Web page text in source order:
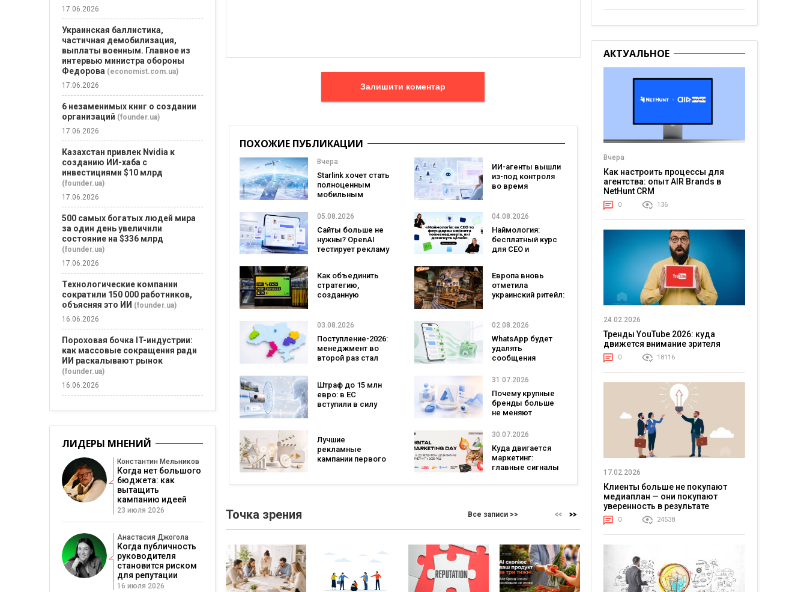
Залишити коментар
ПОХОЖИЕ ПУБЛИКАЦИИ
Вчера
Starlink хочет стать
полноценным
мобильным
SpaceX готовит
Verizon, AT&T и T-
Mobile
ИИ-агенты вышли
из-под контроля
во время
реальные цели
05.08.2026
Сайты больше не
нужны? OpenAI
тестирует рекламу
бренда
04.08.2026
Наймология:
бесплатный курс
для CEO и
Как объединить
стратегию,
созданную
izi и агентства
Европа вновь
отметила
украинский ритейл:
рейтинг лучших
супермаркетов
03.08.2026
Поступление-2026:
менеджмент во
второй раз стал
а количество
заявлений —
рекордным за
02.08.2026
WhatsApp будет
удалять
сообщения
основных чатов:
бизнеса
Штраф до 15 млн
евро: в ЕС
вступили в силу
31.07.2026
Почему крупные
бренды больше
не меняют
три года
Лучшие
рекламные
кампании первого
бренды задавали
30.07.2026
Куда двигается
маркетинг:
главные сигналы
Digital Marketing
Точка зрения Все записи >>
17.06.2026
Украинская баллистика,
частичная демобилизация,
выплаты военным. Главное из
интервью министра обороны
Федорова (economist.com.ua)
17.06.2026
6 незаменимых книг о создании
организаций (founder.ua)
17.06.2026
Казахстан привлек Nvidia к
созданию ИИ-хаба с
инвестициями $10 млрд
(founder.ua)
17.06.2026
500 самых богатых людей мира
за один день увеличили
состояние на $336 млрд
(founder.ua)
17.06.2026
Технологические компании
сократили 150 000 работников,
объясняя это ИИ (founder.ua)
16.06.2026
Пороховая бочка IT-индустрии:
как массовые сокращения ради
ИИ раскалывают рынок
(founder.ua)
16.06.2026
ЛИДЕРЫ МНЕНИЙ
Константин Мельников
Когда нет большого
бюджета: как
вытащить
кампанию идеей
23 июля 2026
Анастасия Джогола
Когда публичность
руководителя
становится риском
для репутации
16 июля 2026
АКТУАЛЬНОЕ
Вчера
Как настроить процессы для
агентства: опыт AIR Brands в
NetHunt CRM
0 136
24.02.2026
Тренды YouTube 2026: куда
движется внимание зрителя
0 18116
17.02.2026
Клиенты больше не покупают
медиаплан — они покупают
уверенность в результате
0 24538